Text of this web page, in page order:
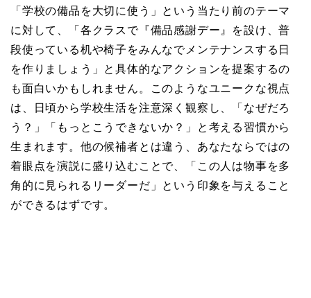
「学校の備品を大切に使う」という当たり前のテーマ
に対して、「各クラスで『備品感謝デー』を設け、普
段使っている机や椅子をみんなでメンテナンスする日
を作りましょう」と具体的なアクションを提案するの
も面白いかもしれません。このようなユニークな視点
は、日頃から学校生活を注意深く観察し、「なぜだろ
う？」「もっとこうできないか？」と考える習慣から
生まれます。他の候補者とは違う、あなたならではの
着眼点を演説に盛り込むことで、「この人は物事を多
角的に見られるリーダーだ」という印象を与えること
ができるはずです。